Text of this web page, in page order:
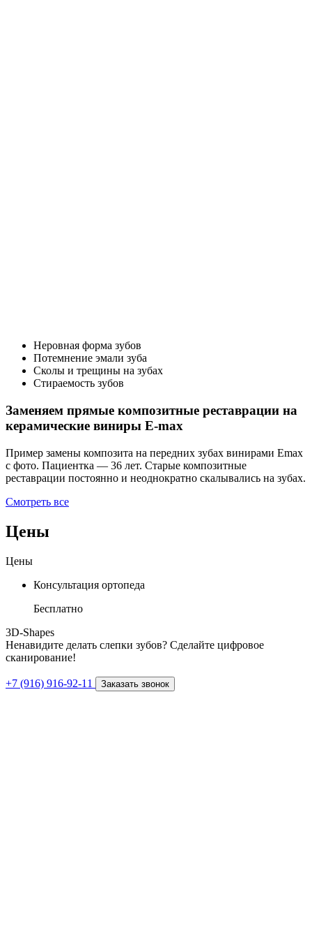
Неровная форма зубов
Потемнение эмали зуба
Сколы и трещины на зубах
Стираемость зубов
Заменяем прямые композитные реставрации на
керамические виниры E-max
Пример замены композита на передних зубах винирами Emax
с фото. Пациентка — 36 лет. Старые композитные
реставрации постоянно и неоднократно скалывались на зубах.
Смотреть все
Цены
Цены
Консультация ортопеда
Бесплатно
3D-Shapes
Ненавидите делать слепки зубов? Сделайте цифровое
сканирование!
+7 (916) 916-92-11 Заказать звонок